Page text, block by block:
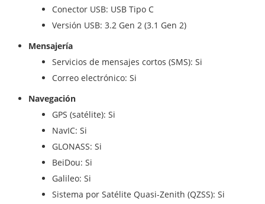
Conector USB: USB Tipo C
Versión USB: 3.2 Gen 2 (3.1 Gen 2)
Mensajería
Servicios de mensajes cortos (SMS): Si
Correo electrónico: Si
Navegación
GPS (satélite): Si
NavIC: Si
GLONASS: Si
BeiDou: Si
Galileo: Si
Sistema por Satélite Quasi-Zenith (QZSS): Si